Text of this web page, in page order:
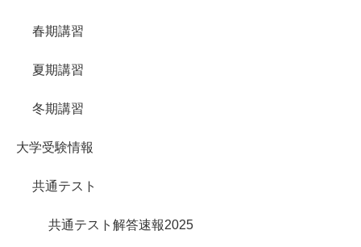
春期講習
夏期講習
冬期講習
大学受験情報
共通テスト
共通テスト解答速報2025